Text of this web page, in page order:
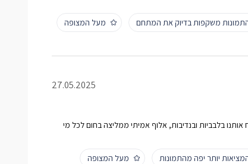
משקפות בדיוק את המתחם מעל המצופה
27.05.2025
בלבביות ובנדיבות, אלוף אמיתי ממליצה בחום לכל מי
יותר יפה מהתמונות מעל המצופה